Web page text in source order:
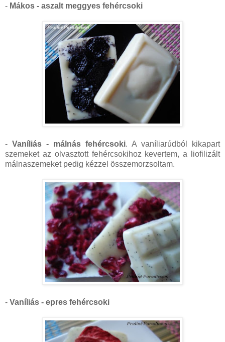
- Mákos - aszalt meggyes fehércsoki
- Vaníliás - málnás fehércsoki. A vaníliarúdból kikapart
szemeket az olvasztott fehércsokihoz kevertem, a liofilizált
málnaszemeket pedig kézzel összemorzsoltam.
- Vaníliás - epres fehércsoki